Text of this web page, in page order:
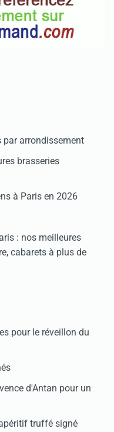
par arrondissement
brasseries
à Paris en 2026
: nos meilleures
cabarets à plus de
pour le réveillon du
d'Antan pour un
truffé signé